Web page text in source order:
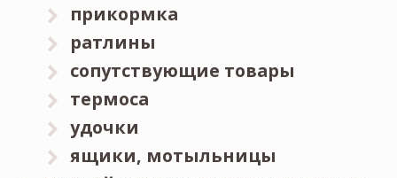
прикормка
ратлины
сопутствующие товары
термоса
удочки
ящики, мотыльницы